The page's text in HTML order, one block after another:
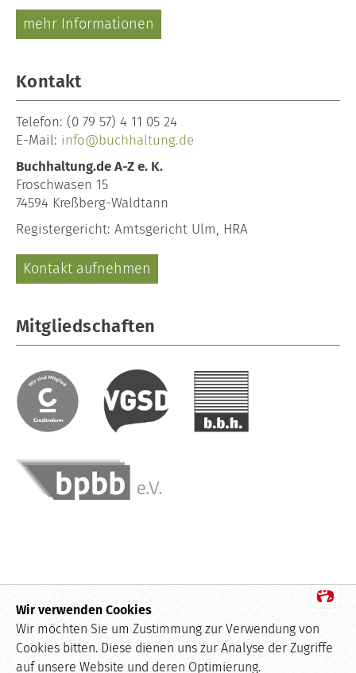
mehr Informationen
Kontakt
Telefon: (0 79 57) 4 11 05 24
E-Mail: info@buchhaltung.de
Buchhaltung.de A-Z e. K.
Froschwasen 15
74594 Kreßberg-Waldtann
Registergericht: Amtsgericht Ulm, HRA
Kontakt aufnehmen
Mitgliedschaften
Datenschutz
Impressum
Wir verwenden Cookies
Wir möchten Sie um Zustimmung zur Verwendung von
Cookies bitten. Diese dienen uns zur Analyse der Zugriffe
auf unsere Website und deren Optimierung.
Kundenbewertungen und Erfahrungen zu